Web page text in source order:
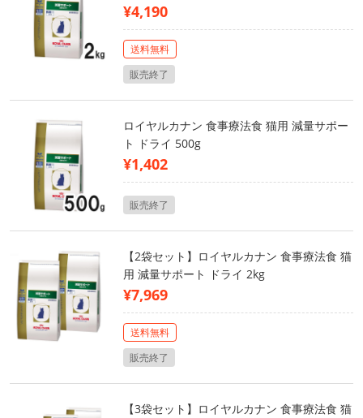
¥4,190
送料無料
販売終了
ロイヤルカナン 食事療法食 猫用 減量サポー
ト ドライ 500g
¥1,402
販売終了
【2袋セット】ロイヤルカナン 食事療法食 猫
用 減量サポート ドライ 2kg
¥7,969
送料無料
販売終了
【3袋セット】ロイヤルカナン 食事療法食 猫